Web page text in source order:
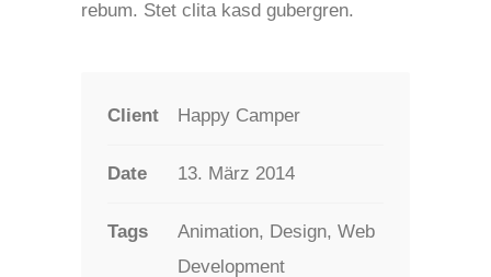
rebum. Stet clita kasd gubergren.
Client Happy Camper
Date 13. März 2014
Tags
Animation, Design, Web
Development